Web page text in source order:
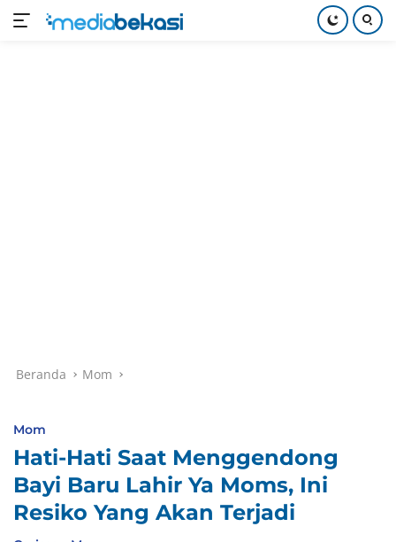
Beranda Mom
Mom
Hati-Hati Saat Menggendong
Bayi Baru Lahir Ya Moms, Ini
Resiko Yang Akan Terjadi